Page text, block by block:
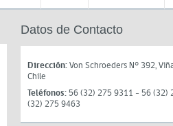
Datos de Contacto
Dirección:Von Schroeders N° 392,
Chile
Teléfonos: 56 (32) 275 9311 - 56 (32)
(32) 275 9463